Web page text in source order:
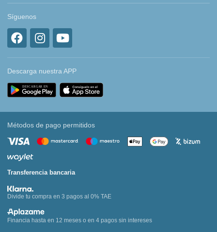
Síguenos
Descarga nuestra APP
Métodos de pago permitidos
Transferencia bancaria
Divide tu compra en 3 pagos al 0% TAE
Financia hasta en 12 meses o en 4 pagos sin intereses